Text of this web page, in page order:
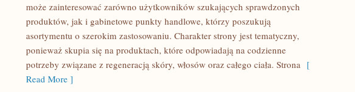
może zainteresować zarówno użytkowników szukających sprawdzonych
produktów, jak i gabinetowe punkty handlowe, którzy poszukują
asortymentu o szerokim zastosowaniu. Charakter strony jest tematyczny,
ponieważ skupia się na produktach, które odpowiadają na codzienne
potrzeby związane z regeneracją skóry, włosów oraz całego ciała. Strona [
Read More ]